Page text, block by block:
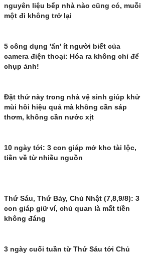
nguyên liệu bếp nhà nào cũng có, muỗi
một đi không trở lại
5 công dụng 'ẩn' ít người biết của
camera điện thoại: Hóa ra không chỉ để
chụp ảnh!
Đặt thứ này trong nhà vệ sinh giúp khử
mùi hôi hiệu quả mà không cần sáp
thơm, không cần nước xịt
10 ngày tới: 3 con giáp mở kho tài lộc,
tiền về từ nhiều nguồn
Thứ Sáu, Thứ Bảy, Chủ Nhật (7,8,9/8): 3
con giáp giữ ví, chủ quan là mất tiền
không đáng
3 ngày cuối tuần từ Thứ Sáu tới Chủ